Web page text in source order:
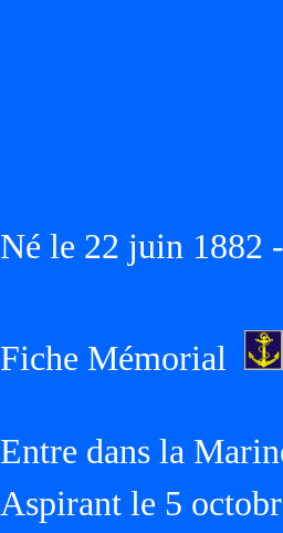
Né le 22 juin 1882
Fiche Mémorial
Entre dans la
Aspirant le 5